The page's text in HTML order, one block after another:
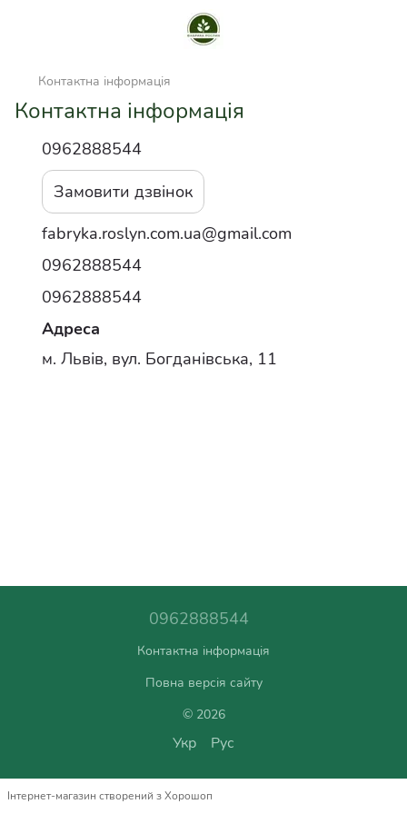
Контактна інформація
Контактна інформація
0962888544
Замовити дзвінок
fabryka.roslyn.com.ua@gmail.com
0962888544
0962888544
Адреса
м. Львів, вул. Богданівська, 11
0962888544
Контактна інформація
Повна версія сайту
© 2026
Укр Рус
Інтернет-магазин створений з Хорошоп